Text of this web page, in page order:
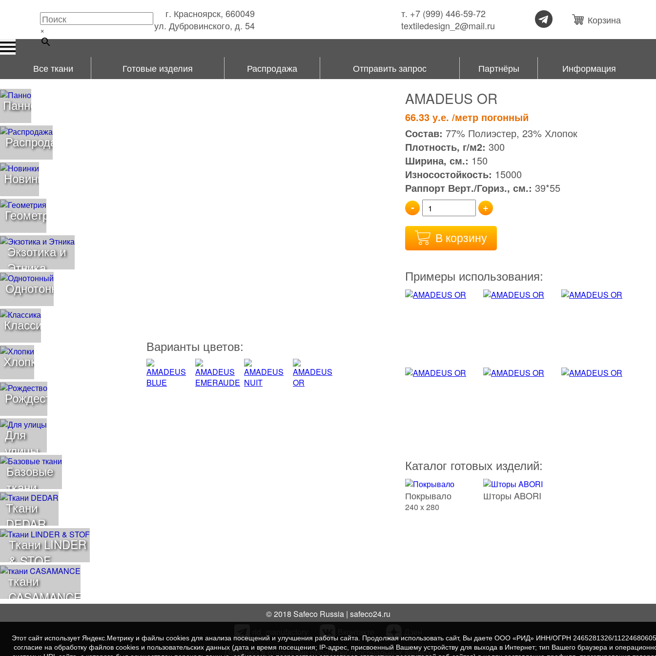
×
г. Красноярск, 660049
ул. Дубровинского, д. 54
т. +7 (999) 446-59-72
textiledesign_2@mail.ru
Корзина
Все ткани Готовые изделия Распродажа Отправить запрос Партнёры Информация
Варианты цветов:
AMADEUS OR
66.33 у.е. /метр погонный
Состав: 77% Полиэстер, 23% Хлопок
Плотность, г/м2: 300
Ширина, см.: 150
Износостойкость: 15000
Раппорт Верт./Гориз., см.: 39*55
-
+
В корзину
Примеры использования:
Каталог готовых изделий:
Покрывало
240 x 280
Шторы ABORI
Панно
Распродажа
Новинки
Геометрия
Экзотика и
Этника
Однотонный
Классика
Хлопки
Рождество
Для
улицы
Базовые
ткани
Ткани
DEDAR
Ткани LINDER
& STOF
ткани
CASAMANCE
© 2018 Safeco Russia | safeco24.ru
Политика в отношении обработки персональных данных
Этот сайт использует Яндекс.Метрику и файлы cookies для анализа посещений и улучшения работы сайта. Продолжая использовать сайт, Вы даете ООО «РИД» ИНН/ОГРН 2465281326/
согласие на обработку файлов cookies и пользовательских данных (дата и время посещения; IP-адрес, присвоенный Вашему устройству для выхода в Интернет; тип Вашего браузера и